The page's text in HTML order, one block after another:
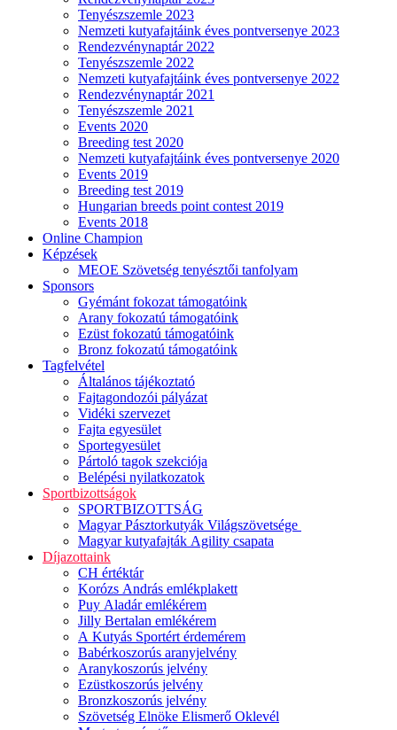
Tenyészszemle 2023
Nemzeti kutyafajtáink éves pontversenye 2023
Rendezvénynaptár 2022
Tenyészszemle 2022
Nemzeti kutyafajtáink éves pontversenye 2022
Rendezvénynaptár 2021
Tenyészszemle 2021
Events 2020
Breeding test 2020
Nemzeti kutyafajtáink éves pontversenye 2020
Events 2019
Breeding test 2019
Hungarian breeds point contest 2019
Events 2018
Online Champion
Képzések
MEOE Szövetség tenyésztői tanfolyam
Sponsors
Gyémánt fokozat támogatóink
Arany fokozatú támogatóink
Ezüst fokozatú támogatóink
Bronz fokozatú támogatóink
Tagfelvétel
Általános tájékoztató
Fajtagondozói pályázat
Vidéki szervezet
Fajta egyesület
Sportegyesület
Pártoló tagok szekciója
Belépési nyilatkozatok
Sportbizottságok
SPORTBIZOTTSÁG
Magyar Pásztorkutyák Világszövetsége
Magyar kutyafajták Agility csapata
Díjazottaink
CH értéktár
Korózs András emlékplakett
Puy Aladár emlékérem
Jilly Bertalan emlékérem
A Kutyás Sportért érdemérem
Babérkoszorús aranyjelvény
Aranykoszorús jelvény
Ezüstkoszorús jelvény
Bronzkoszorús jelvény
Szövetség Elnöke Elismerő Oklevél